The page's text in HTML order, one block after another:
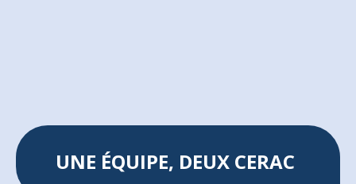
UNE ÉQUIPE, DEUX CERAC